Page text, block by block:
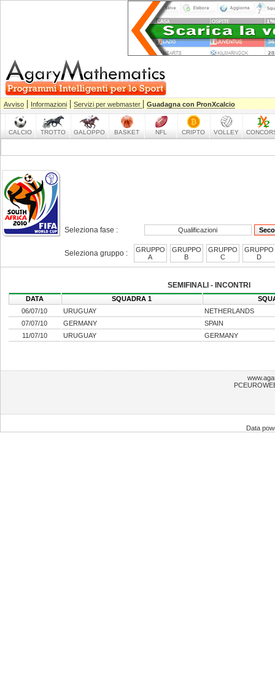
Avviso | Informazioni | Servizi per webmaster | Guadagna con PronXcalcio
CALCIO TROTTO GALOPPO BASKET NFL CRIPTO VOLLEY
Seleziona fase : Qualificazioni
Seleziona gruppo :
GRUPPO
A
GRUPPO
B
GRUPPO
C
GRUPPO
D
SEMIFINALI - INCONTRI
DATA SQUADRA 1
06/07/10
URUGUAY
NETHERLANDS
07/07/10
GERMANY
SPAIN
11/07/10
URUGUAY GERMANY
Data